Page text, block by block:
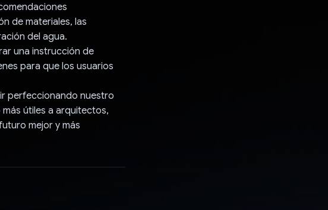
de materiales, las
del agua.
una instrucción de
para que los usuarios
perfeccionando nuestro
útiles a arquitectos,
mejor y más